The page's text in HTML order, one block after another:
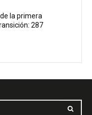
la primera
287